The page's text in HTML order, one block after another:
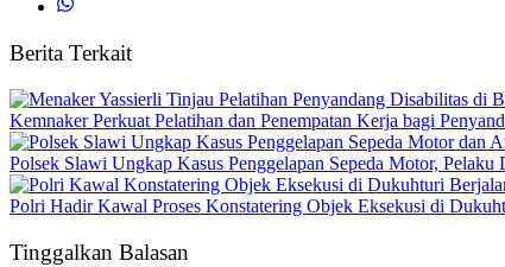
Berita Terkait
Kemnaker Perkuat Pelatihan dan Penempatan Kerja bagi
Polsek Slawi Ungkap Kasus Penggelapan Sepeda Motor,
Polri Hadir Kawal Proses Konstatering Objek Eksekusi di
Tinggalkan Balasan